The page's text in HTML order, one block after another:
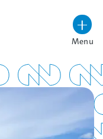
contrast wisselenMenu